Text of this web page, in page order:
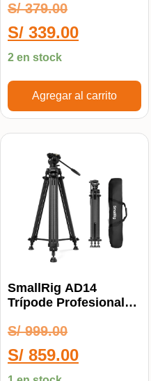
5.00
de 5
S/379.00
S/ 339.00
2 en stock
Agregar al carrito
SmallRig AD14
Trípode Profesional
Carbono 5441
S/999.00
S/ 859.00